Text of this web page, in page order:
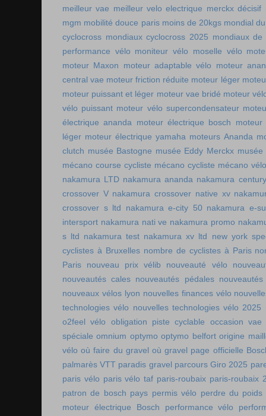
meilleur vae meilleur velo electrique merckx décisif
mgm mobilité douce paris moins de 20kgs mondial
cyclocross mondiaux cyclocross 2025 mondiaux de
performance vélo moniteur vélo moselle vélo
moteur Maxon
moteur adaptable vélo
moteur
central vae moteur friction réduite moteur léger
moteur puissant et léger moteur vae bridé moteur
vélo puissant moteur vélo supercondensateur
électrique ananda
moteur électrique bosch
moteur
léger moteur électrique yamaha moteurs Ananda
clutch musée Bastogne musée Eddy Merckx
mécano course cycliste mécano cycliste mécano vélo
nakamura LTD nakamura ananda nakamura
crossover V nakamura crossover native xv
crossover s ltd
nakamura e-city 50 nakamura e-
intersport nakamura nati ve nakamura promo
s ltd nakamura test nakamura xv ltd
new york
cyclistes à Bruxelles nombre de cyclistes à Paris
Paris
nouveau prix vélib nouveauté vélo
nouveautés cales nouveautés pédales
nouveaux vélos lyon nouvelles finances vélo
technologies vélo nouvelles technologies vélo 2025
o2feel vélo
obligation piste cyclable
occasion vae
spéciale omnium optymo optymo belfort origine
vélo où faire du gravel où gravel page officielle
palmarès VTT paradis gravel parcours Giro 2025
paris vélo paris vélo taf paris-roubaix paris-roubaix
patron de bosch pays permis vélo perdre du poids
moteur électrique Bosch
performance vélo